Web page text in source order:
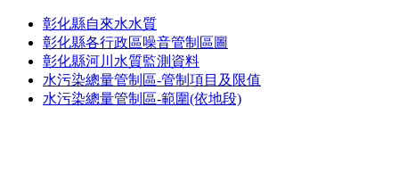
彰化縣自來水水質
彰化縣各行政區噪音管制區圖
彰化縣河川水質監測資料
水污染總量管制區-管制項目及限值
水污染總量管制區-範圍(依地段)